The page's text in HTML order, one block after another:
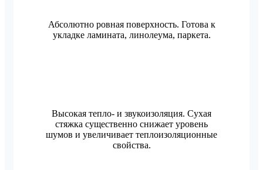
Абсолютно ровная поверхность. Готова к
укладке ламината, линолеума, паркета.
Высокая тепло- и звукоизоляция. Сухая
стяжка существенно снижает уровень
шумов и увеличивает теплоизоляционные
свойства.